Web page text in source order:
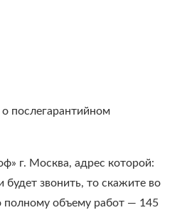
послегарантийном
г. Москва, адрес которой:
звонить, то скажите во
полному объему работ — 145